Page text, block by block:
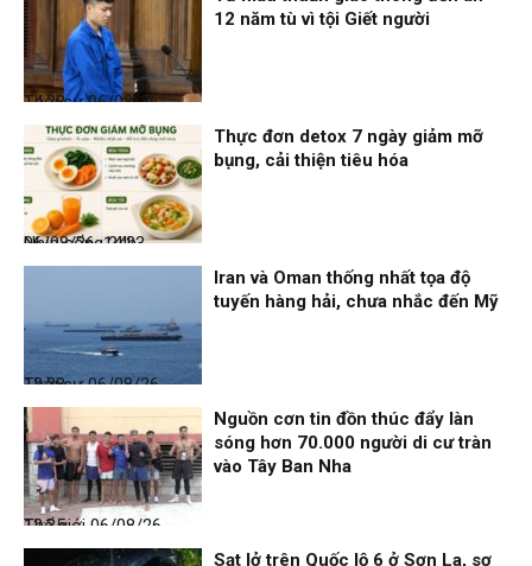
Thời sự
06/08/26, 14:28
12 năm tù vì tội Giết người
Nhịp sống 24h
06/08/26, 14:23
Thực đơn detox 7 ngày giảm mỡ
bụng, cải thiện tiêu hóa
Thời sự
06/08/26, 12:38
Iran và Oman thống nhất tọa độ
tuyến hàng hải, chưa nhắc đến Mỹ
Thế giới
06/08/26, 12:35
Nguồn cơn tin đồn thúc đẩy làn
sóng hơn 70.000 người di cư tràn
vào Tây Ban Nha
Sạt lở trên Quốc lộ 6 ở Sơn La, sơ